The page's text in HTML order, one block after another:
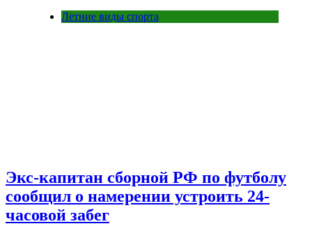
Летние виды спорта
Экс-капитан сборной РФ по футболу
сообщил о намерении устроить 24-
часовой забег